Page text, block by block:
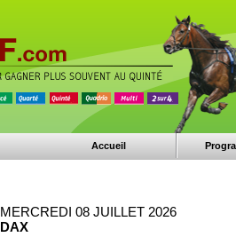
Accueil
MERCREDI 08 JUILLET 2026
DAX